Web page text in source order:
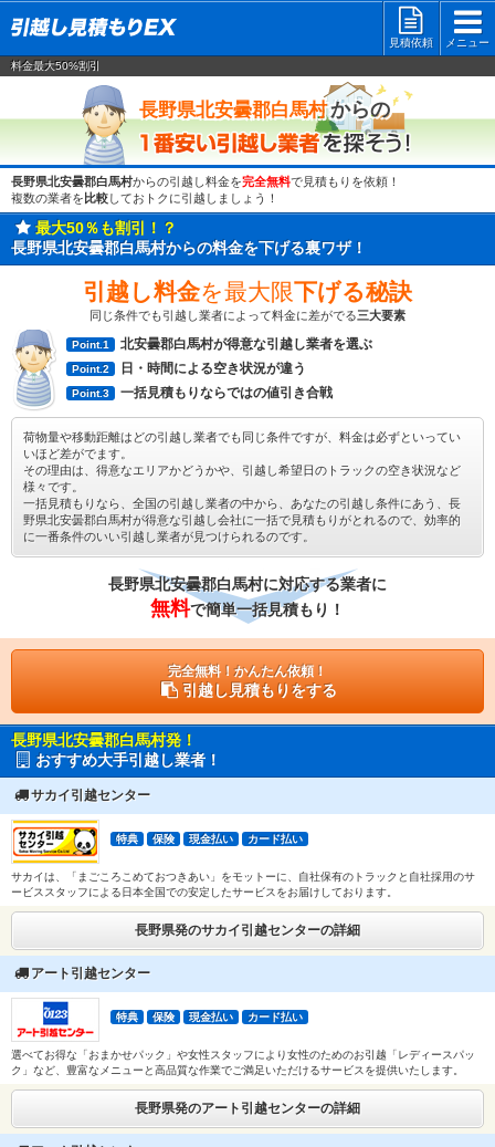
見積依頼
メニュー
料金最大50%割引
長野県北安曇郡白馬村からの
長野県北安曇郡白馬村からの引越し料金を完全無料で見積もりを依頼！
複数の業者を 比較しておトクに引越しましょう！
最大50％も割引！？
長野県北安曇郡白馬村からの料金を下げる裏ワザ！
引越し料金を最大限下げる秘訣
同じ条件でも引越し業者によって料金に差がでる三大要素
Point.1 北安曇郡白馬村が得意な引越し業者を選ぶ
Point.2 日・時間による空き状況が違う
Point.3 一括見積もりならではの値引き合戦
荷物量や移動距離はどの引越し業者でも同じ条件ですが、料金は必ずといってい
いほど差がでます。
その理由は、得意なエリアかどうかや、引越し希望日のトラックの空き状況など
様々です。
一括見積もりなら、全国の引越し業者の中から、あなたの引越し条件にあう、長
野県北安曇郡白馬村が得意な引越し会社に一括で見積もりがとれるので、効率的
に一番条件のいい引越し業者が見つけられるのです。
長野県北安曇郡白馬村に対応する業者に
無料で簡単一括見積もり！
完全無料！かんたん依頼！
引越し見積もりをする
長野県北安曇郡白馬村発！
おすすめ大手引越し業者！
サカイ引越センター
特典 保険 現金払い カード払い
サカイは、「まごころこめておつきあい」をモットーに、自社保有のトラックと自社採用のサ
ービススタッフによる日本全国での安定したサービスをお届けしております。
長野県発のサカイ引越センターの詳細
アート引越センター
特典 保険 現金払い カード払い
選べてお得な「おまかせパック」や女性スタッフにより女性のためのお引越「レディースパッ
ク」など、豊富なメニューと高品質な作業でご満足いただけるサービスを提供いたします。
長野県発のアート引越センターの詳細